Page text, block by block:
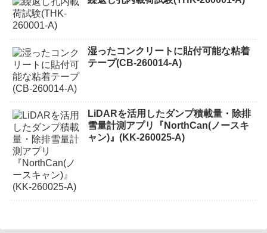
湿ったコンクリートに貼付可能な粘着
テープ(CB-260014-A)
LiDARを活用したダンプ積載量・除排
雪量計測アプリ『NorthCan(ノースキ
ャン)』(KK-260025-A)